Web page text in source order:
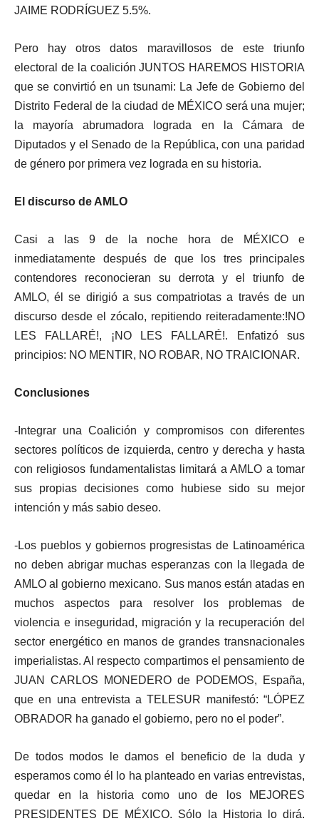
JAIME RODRÍGUEZ 5.5%.
Pero hay otros datos maravillosos de este triunfo
electoral de la coalición JUNTOS HAREMOS HISTORIA
que se convirtió en un tsunami: La Jefe de Gobierno del
Distrito Federal de la ciudad de MÉXICO será una mujer;
la mayoría abrumadora lograda en la Cámara de
Diputados y el Senado de la República, con una paridad
de género por primera vez lograda en su historia.
El discurso de AMLO
Casi a las 9 de la noche hora de MÉXICO e
inmediatamente después de que los tres principales
contendores reconocieran su derrota y el triunfo de
AMLO, él se dirigió a sus compatriotas a través de un
discurso desde el zócalo, repitiendo reiteradamente:!NO
LES FALLARÉ!, ¡NO LES FALLARÉ!. Enfatizó sus
principios: NO MENTIR, NO ROBAR, NO TRAICIONAR.
Conclusiones
-Integrar una Coalición y compromisos con diferentes
sectores políticos de izquierda, centro y derecha y hasta
con religiosos fundamentalistas limitará a AMLO a tomar
sus propias decisiones como hubiese sido su mejor
intención y más sabio deseo.
-Los pueblos y gobiernos progresistas de Latinoamérica
no deben abrigar muchas esperanzas con la llegada de
AMLO al gobierno mexicano. Sus manos están atadas en
muchos aspectos para resolver los problemas de
violencia e inseguridad, migración y la recuperación del
sector energético en manos de grandes transnacionales
imperialistas. Al respecto compartimos el pensamiento de
JUAN CARLOS MONEDERO de PODEMOS, España,
que en una entrevista a TELESUR manifestó: “LÓPEZ
OBRADOR ha ganado el gobierno, pero no el poder”.
De todos modos le damos el beneficio de la duda y
esperamos como él lo ha planteado en varias entrevistas,
quedar en la historia como uno de los MEJORES
PRESIDENTES DE MÉXICO. Sólo la Historia lo dirá.